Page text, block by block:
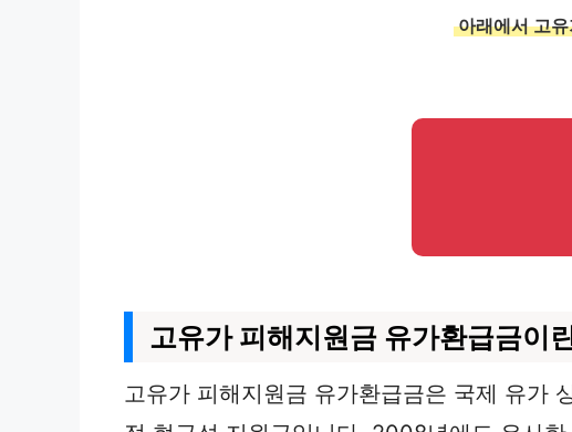
아래에서 고
고유가 피해지원금 유가환급금이
고유가 피해지원금 유가환급금은 국제 유가